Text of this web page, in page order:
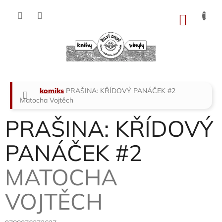
Domů
komiks PRAŠINA: KŘÍDOVÝ PANÁČEK #2
Matocha Vojtěch
PRAŠINA: KŘÍDOVÝ
PANÁČEK #2
MATOCHA
VOJTĚCH